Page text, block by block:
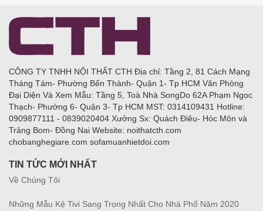
CÔNG TY TNHH NỘI THẤT CTH Địa chỉ: Tầng 2, 81 Cách Mạng
Tháng Tám- Phường Bến Thành- Quận 1- Tp HCM Văn Phòng
Đại Diện Và Xem Mẫu: Tầng 5, Toà Nhà SongDo 62A Phạm Ngọc
Thạch- Phường 6- Quận 3- Tp HCM MST: 0314109431 Hotline:
0909877111 - 0839020404 Xưởng Sx: Quách Điêu- Hóc Môn và
Trảng Bom- Đồng Nai Website: noithatcth.com
chobanghegiare.com sofamuanhietdoi.com
TIN TỨC MỚI NHẤT
Về Chúng Tôi
Những Mẫu Kệ Tivi Sang Trọng Nhất Cho Nhà Phố Năm 2020